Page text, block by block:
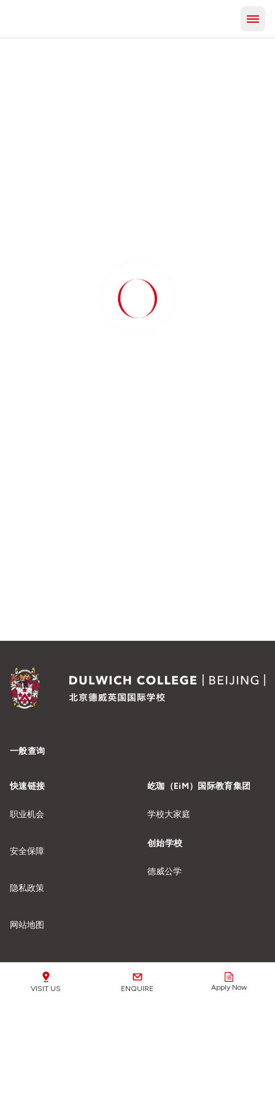
VISIT US ENQUIRE Apply Now
一般查询
快速链接
职业机会
安全保障
隐私政策
网站地图
屹珈（EiM）国际教育集团
学校大家庭
创始学校
德威公学
我们的学校